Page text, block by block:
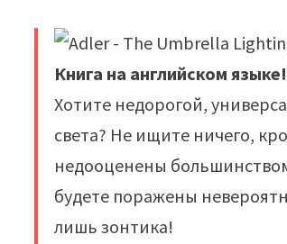
Книга на английском языке!
Хотите недорогой,
света? Не ищите ничего,
недооценены
будете поражены
лишь зонтика!